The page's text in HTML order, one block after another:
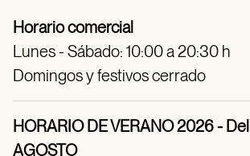
Horario comercial
Lunes - Sábado: 10:00 a 20:30 h
Domingos y festivos cerrado
HORARIO DE VERANO 2026 -
AGOSTO